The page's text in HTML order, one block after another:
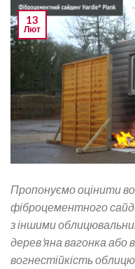
13
Лют
Пропонуємо оцінити
фіброцементного
з іншими
дерев’яна вагонка або
вогнестійкість